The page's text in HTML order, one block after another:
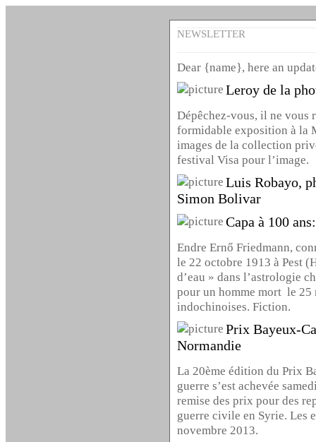
NEWSLETTER
Dear {name}, here an
Leroy de la
Dépêchez-vous, il ne vous
formidable exposition à la
images de la collection
festival Visa pour l’image.
Luis Robayo,
Simon Bolivar
Capa à 100
Endre Ernő Friedmann,
le 22 octobre 1913 à Pest
d’eau » dans l’astrologie
pour un homme mort le 25
indochinoises. Fiction.
Prix Bayeux-
Normandie
La 20ème édition du Prix
guerre s’est achevée
remise des prix pour des
guerre civile en Syrie. Les
novembre 2013.